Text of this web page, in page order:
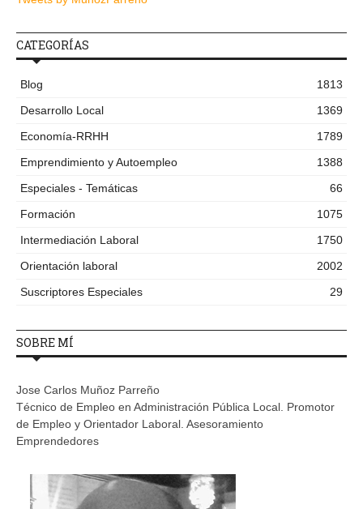
CATEGORÍAS
Blog
1813
Desarrollo Local
1369
Economía-RRHH
1789
Emprendimiento y Autoempleo
1388
Especiales - Temáticas
66
Formación
1075
Intermediación Laboral
1750
Orientación laboral
2002
Suscriptores Especiales
29
SOBRE MÍ
Jose Carlos Muñoz Parreño
Técnico de Empleo en Administración Pública Local. Promotor
de Empleo y Orientador Laboral. Asesoramiento
Emprendedores